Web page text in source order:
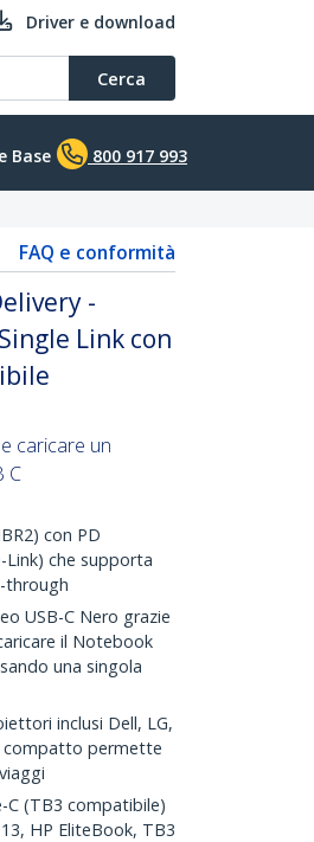
Driver e download
Cerca
Base 800 917 993
FAQ e conformità
-
Link con
caricare un
C
con PD
che supporta
through
USB-C Nero grazie
il Notebook
una singola
inclusi Dell, LG,
compatto permette
C (TB3 compatibile)
HP EliteBook, TB3